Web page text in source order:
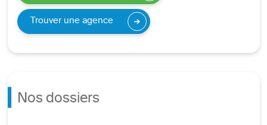
Trouver une agence
Nos dossiers